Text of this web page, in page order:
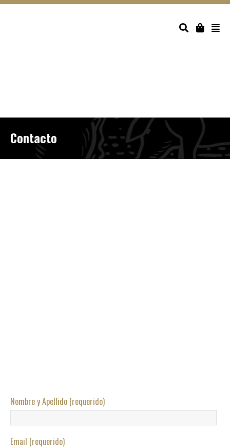
Contacto
Nombre y Apellido (requerido)
Email (requerido)